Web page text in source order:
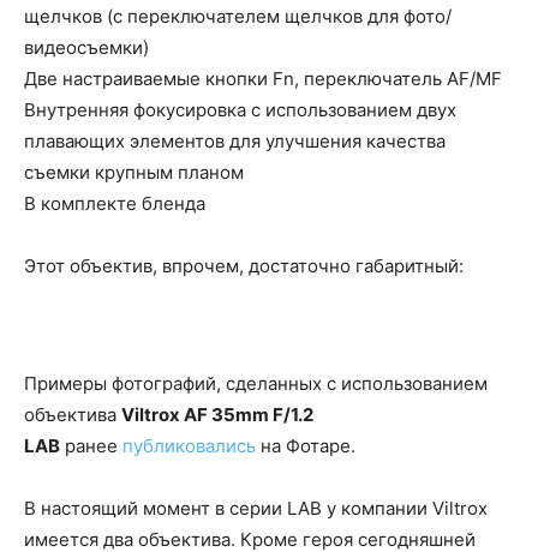
щелчков (с переключателем щелчков для фото/
видеосъемки)
Две настраиваемые кнопки Fn, переключатель AF/MF
Внутренняя фокусировка с использованием двух
плавающих элементов для улучшения качества
съемки крупным планом
В комплекте бленда
Этот объектив, впрочем, достаточно габаритный:
Примеры фотографий, сделанных с использованием
объектива Viltrox AF 35mm F/1.2
LAB ранее публиковались на Фотаре.
В настоящий момент в серии LAB у компании Viltrox
имеется два объектива. Кроме героя сегодняшней